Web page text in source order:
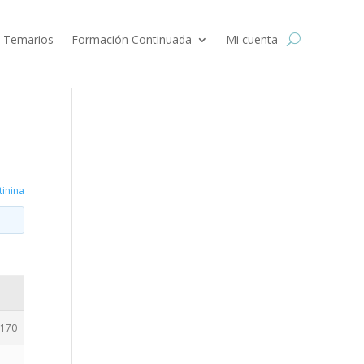
Formación Continuada Mi cuenta